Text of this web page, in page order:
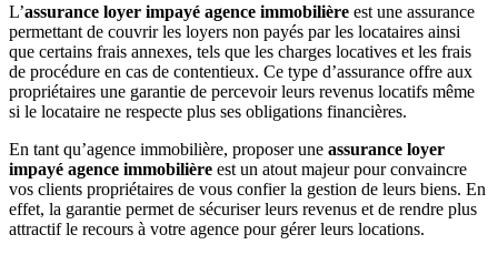
L’assurance loyer impayé agence immobilière est une assurance
permettant de couvrir les loyers non payés par les locataires ainsi
que certains frais annexes, tels que les charges locatives et les frais
de procédure en cas de contentieux. Ce type d’assurance offre aux
propriétaires une garantie de percevoir leurs revenus locatifs même
si le locataire ne respecte plus ses obligations financières.
En tant qu’agence immobilière, proposer une assurance loyer
impayé agence immobilière est un atout majeur pour convaincre
vos clients propriétaires de vous confier la gestion de leurs biens. En
effet, la garantie permet de sécuriser leurs revenus et de rendre plus
attractif le recours à votre agence pour gérer leurs locations.